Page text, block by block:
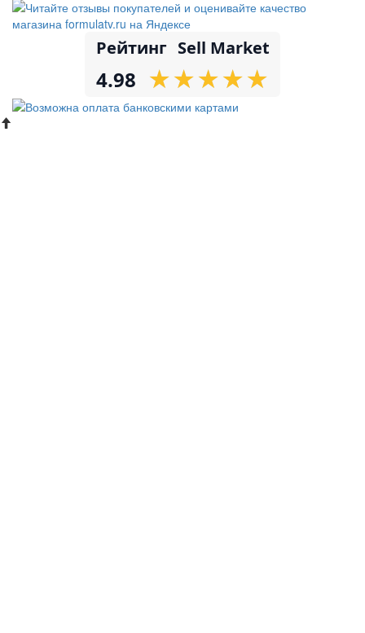
Рейтинг Sell Market
4.98 ★
★★
★★
★★
★★
★